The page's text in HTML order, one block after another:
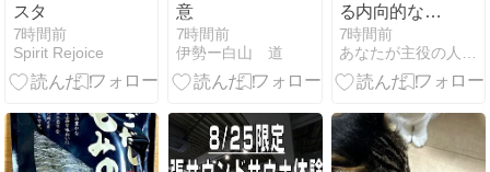
スタ
7時間前
Spirit Rejoice
意
7時間前
伊勢ー白山 道
る内向的な人
が充電する時
間が必要な理
由
7時間前
あなたが主役の人生をハッピーに生きる秘訣